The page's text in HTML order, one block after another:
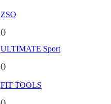
ZSO
()
ULTIMATE Sport
()
FIT TOOLS
()